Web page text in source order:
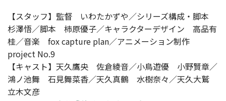
【スタッフ】監督 いわたかずや／シリーズ構成・脚本
杉澤悟／脚本 柿原優子／キャラクターデザイン 高品有
桂／音楽 fox capture plan／アニメーション制作
project No.9
【キャスト】天久鷹央 佐倉綾音／小鳥遊優 小野賢章／
鴻ノ池舞 石見舞菜香／天久真鶴 水樹奈々／天久大鷲
立木文彦